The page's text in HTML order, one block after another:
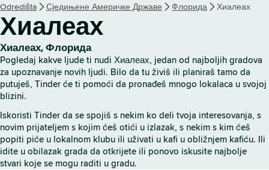
r
p
o
e
t
n
t
r
a
n
Odredišta Сједињене Америчке Државе Флорида Хиалеах
Хиалеах
Хиалеах, Флорида
Pogledaj kakve ljude ti nudi Хиалеах, jedan od najboljih gradova
za upoznavanje novih ljudi. Bilo da tu živiš ili planiraš tamo da
putuješ, Tinder će ti pomoći da pronađeš mnogo lokalaca u svojoj
blizini.
Iskoristi Tinder da se spojiš s nekim ko deli tvoja interesovanja, s
novim prijateljem s kojim ćeš otići u izlazak, s nekim s kim ćeš
popiti piće u lokalnom klubu ili uživati u kafi u obližnjem kafiću. Ili
idite u obilazak grada da otkrijete ili ponovo iskusite najbolje
stvari koje se mogu raditi u gradu.